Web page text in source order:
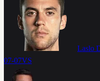
Laslo
07-07VS